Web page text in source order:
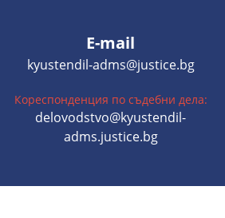
E-mail
kyustendil-adms@justice.bg
Кореспонденция по съдебни дела:
delovodstvo@kyustendil-
adms.justice.bg